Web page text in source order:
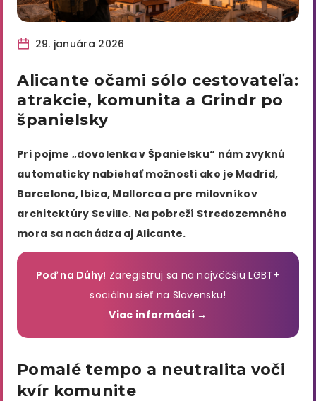
29. januára 2026
Alicante očami sólo cestovateľa:
atrakcie, komunita a Grindr po
španielsky
Pri pojme „dovolenka v Španielsku“ nám zvyknú
automaticky nabiehať možnosti ako je Madrid,
Barcelona, Ibiza, Mallorca a pre milovníkov
architektúry Seville. Na pobreží Stredozemného
mora sa nachádza aj Alicante.
Poď na Dúhy! Zaregistruj sa na najväčšiu LGBT+
sociálnu sieť na Slovensku!
Viac informácií →
Pomalé tempo a neutralita voči
kvír komunite